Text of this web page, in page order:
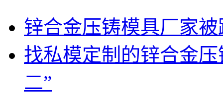
锌合金压铸模具厂家
找私模定制的锌合金
二”